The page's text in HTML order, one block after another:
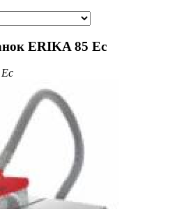
ERIKA 85 Ec